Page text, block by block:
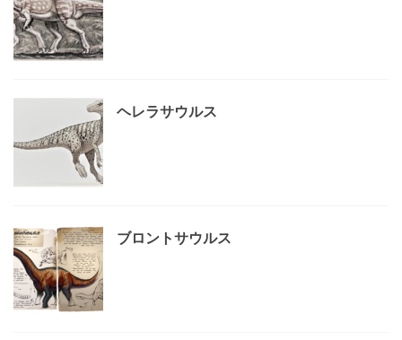
ヘレラサウルス
ブロントサウルス